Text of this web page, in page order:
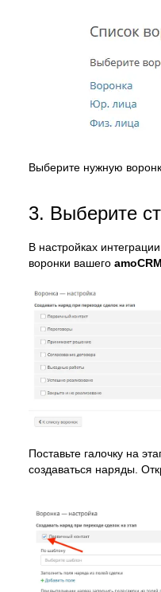
Выберите нужную
3. Выберите
В настройках
воронки вашего amoCRM
Поставьте галочку на
создаваться наряды.